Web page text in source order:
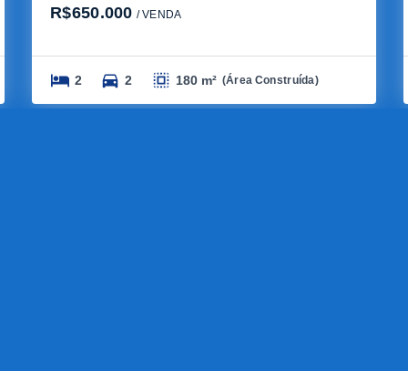
R$650.000 / VENDA
2 2 180 m² (Área Construída)